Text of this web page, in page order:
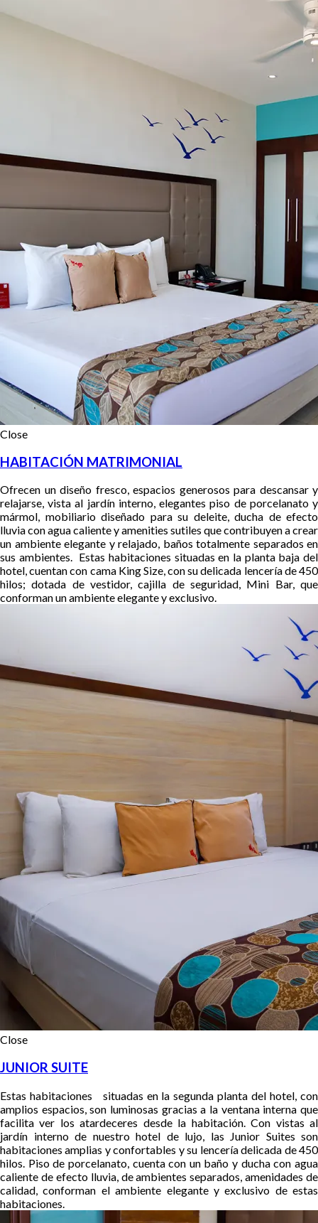
Close
HABITACIÓN MATRIMONIAL
Ofrecen un diseño fresco, espacios generosos para descansar y
relajarse, vista al jardín interno, elegantes piso de porcelanato y
mármol, mobiliario diseñado para su deleite, ducha de efecto
lluvia con agua caliente y amenities sutiles que contribuyen a crear
un ambiente elegante y relajado, baños totalmente separados en
sus ambientes. Estas habitaciones situadas en la planta baja del
hotel, cuentan con cama King Size, con su delicada lencería de 450
hilos; dotada de vestidor, cajilla de seguridad, Mini Bar, que
conforman un ambiente elegante y exclusivo.
Close
JUNIOR SUITE
Estas habitaciones situadas en la segunda planta del hotel, con
amplios espacios, son luminosas gracias a la ventana interna que
facilita ver los atardeceres desde la habitación.Con vistas al
jardín interno de nuestro hotel de lujo, las Junior Suites son
habitaciones amplias y confortables ysu lencería delicada de 450
hilos. Piso de porcelanato, cuenta con un baño y ducha con agua
caliente de efecto lluvia, de ambientes separados, amenidades de
calidad, conforman el ambiente elegante y exclusivo de estas
habitaciones.